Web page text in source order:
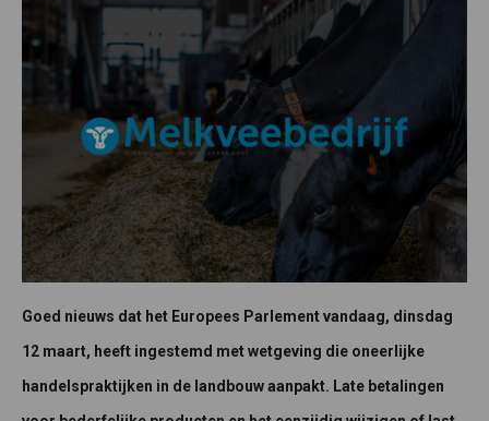
Goed nieuws dat het Europees Parlement vandaag, dinsdag
12 maart, heeft ingestemd met wetgeving die oneerlijke
handelspraktijken in de landbouw aanpakt. Late betalingen